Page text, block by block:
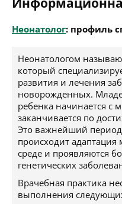
Неонатолог: профиль
Неонатологом
который
развития и лечения
новорожденных.
ребенка начинается с
заканчивается по
Это важнейший период
происходит
среде и проявляются
генетических
Врачебная практика
выполнения